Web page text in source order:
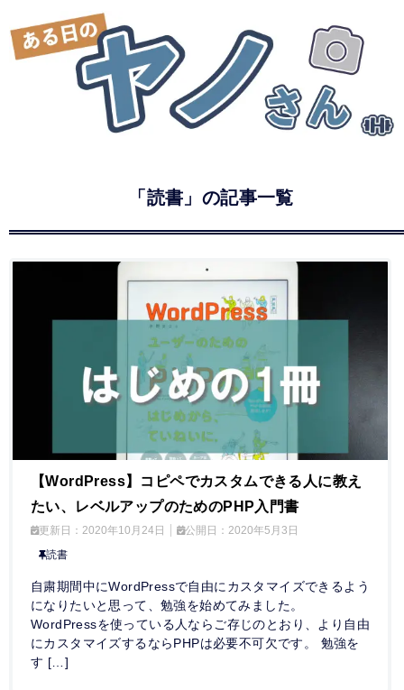
「読書」の記事一覧
【WordPress】コピペでカスタムできる人に教え
たい、レベルアップのためのPHP入門書
更新日： 2020年10月24日 公開日： 2020年5月3日
読書
自粛期間中にWordPressで自由にカスタマイズできるよう
になりたいと思って、勉強を始めてみました。
WordPressを使っている人ならご存じのとおり、より自由
にカスタマイズするならPHPは必要不可欠です。 勉強を
す […]